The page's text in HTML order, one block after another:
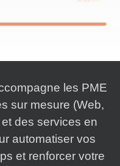
les PME
sur mesure (Web,
des services en
automatiser vos
et renforcer votre